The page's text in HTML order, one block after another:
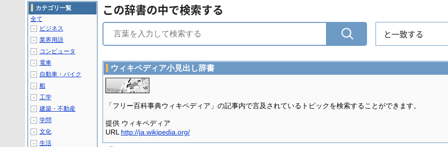
この辞書の中で検索する
と一致する
ウィキペディア小見出し辞書
「フリー百科事典ウィキペディア」の記事内で言及されているトピックを検索することができます。
提供 ウィキペディア
URL http://ja.wikipedia.org/
カテゴリ一覧
全て
＋ ビジネス
＋ 業界用語
＋ コンピュータ
＋ 電車
＋ 自動車・バイク
＋ 船
＋ 工学
＋ 建築・不動産
＋ 学問
＋ 文化
＋ 生活